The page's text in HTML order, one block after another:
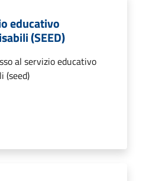
educativo
(SEED)
al servizio educativo
(seed)